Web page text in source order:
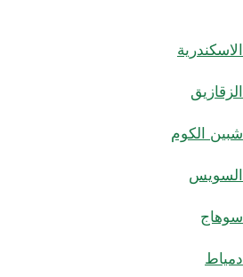
الاسكندرية
الزقازيق
شبين الكوم
السويس
سوهاج
دمياط